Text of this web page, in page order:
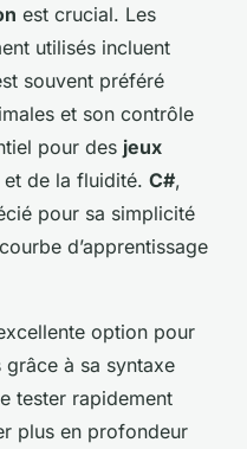
est crucial. Les
utilisés incluent
souvent préféré
et son contrôle
pour des jeux
et de la fluidité. C#,
pour sa simplicité
d’apprentissage
option pour
à sa syntaxe
tester rapidement
plus en profondeur